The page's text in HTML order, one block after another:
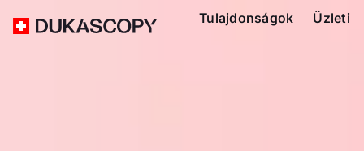
Tulajdonságok Üzleti